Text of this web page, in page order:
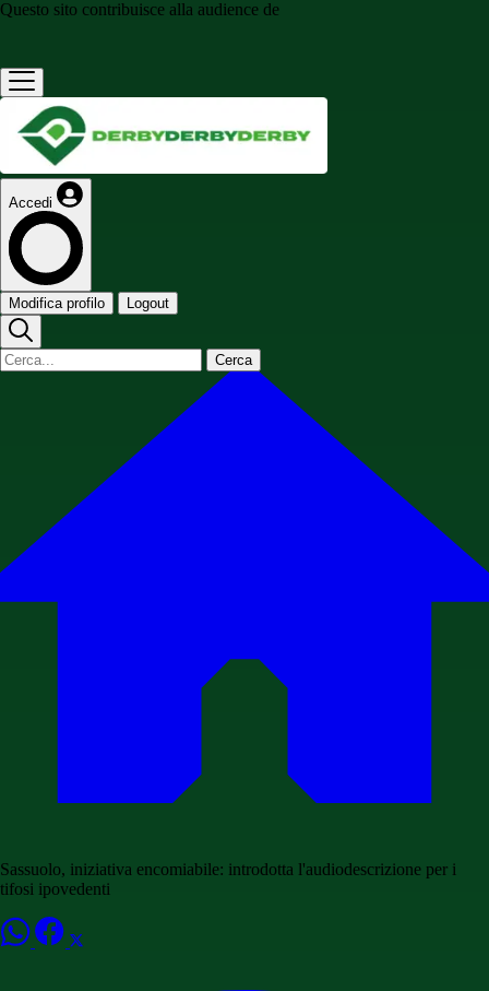
Questo sito contribuisce alla audience de
Accedi
Modifica profilo Logout
Cerca
Sassuolo, iniziativa encomiabile: introdotta l'audiodescrizione per i
tifosi ipovedenti